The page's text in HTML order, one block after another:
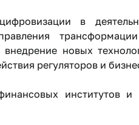
в
трансформации
новых
регуляторов и
институтов и